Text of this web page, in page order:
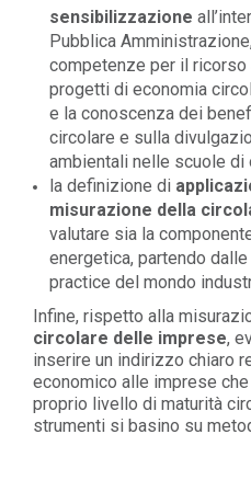
sensibilizzazione
Pubblica
competenze per il ricorso
progetti di economia
e la conoscenza dei
circolare e sulla
ambientali nelle scuole di
la definizione di
misurazione della
valutare sia la
energetica, partendo
practice del mondo
Infine, rispetto alla
circolare delle imprese,
inserire un indirizzo chiaro
economico alle imprese
proprio livello di maturità
strumenti si basino su